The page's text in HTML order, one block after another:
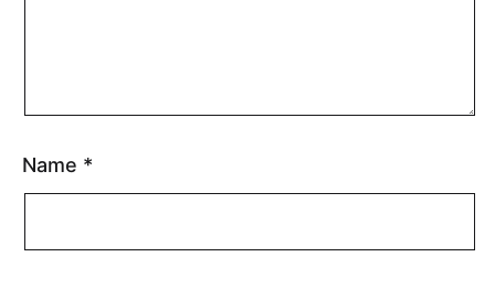
Name *